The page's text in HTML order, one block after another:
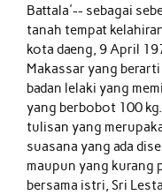
Battala'-- sebagai
tanah tempat
kota daeng, 9 April
Makassar yang
badan lelaki yang
yang berbobot 100
tulisan yang
suasana yang ada
maupun yang kurang
bersama istri, Sri